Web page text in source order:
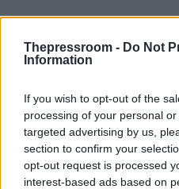
Thepressroom - Do Not
Information
If you wish to opt-out of the
processing of your personal
targeted advertising by us,
section to confirm your
opt-out request is processed
interest-based ads based on